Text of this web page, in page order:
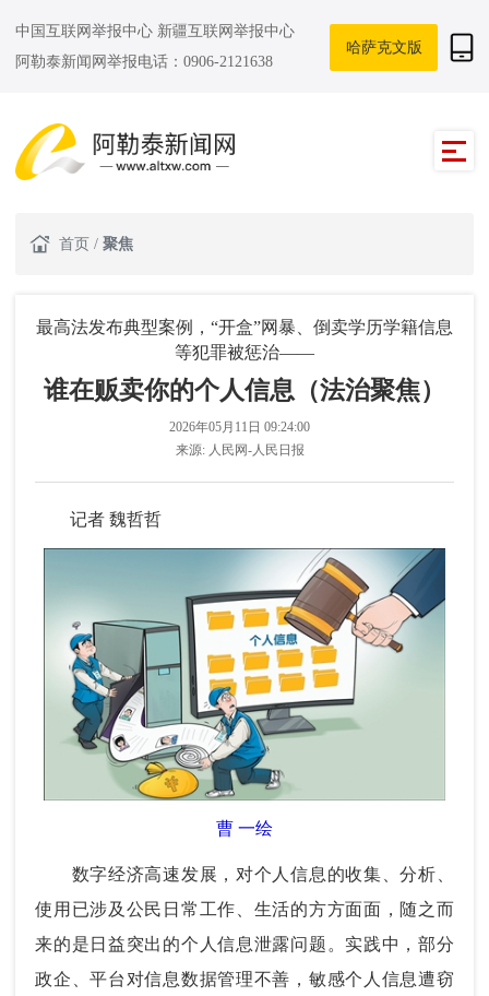
中国互联网举报中心 新疆互联网举报中心
阿勒泰新闻网举报电话：0906-2121638
哈萨克文版
首页 / 聚焦
最高法发布典型案例，“开盒”网暴、倒卖学历学籍信息
等犯罪被惩治——
谁在贩卖你的个人信息（法治聚焦）
2026年05月11日 09:24:00
来源: 人民网-人民日报
记者 魏哲哲
曹 一绘
数字经济高速发展，对个人信息的收集、分析、
使用已涉及公民日常工作、生活的方方面面，随之而
来的是日益突出的个人信息泄露问题。实践中，部分
政企、平台对信息数据管理不善，敏感个人信息遭窃